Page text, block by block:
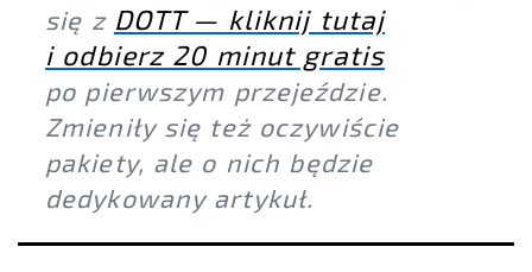
się z DOTT — kliknij tutaj
i odbierz 20 minut gratis
po pierwszym przejeździe.
Zmieniły się też oczywiście
pakiety, ale o nich będzie
dedykowany artykuł.